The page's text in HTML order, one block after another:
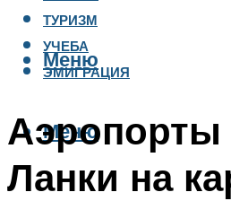
ТУРИЗМ
УЧЕБА
ЭМИГРАЦИЯ
Меню
Меню
Ланки на